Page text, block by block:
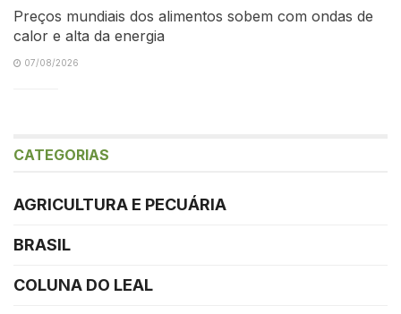
Preços mundiais dos alimentos sobem com ondas de
calor e alta da energia
07/08/2026
CATEGORIAS
AGRICULTURA E PECUÁRIA
BRASIL
COLUNA DO LEAL